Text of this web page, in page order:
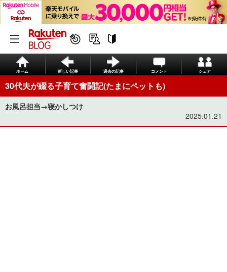
ホーム 新しい記事 過去の記事 コメント シェア
30代夫が綴る子育て奮闘記(たまにペットも)
お風呂担当→寝かしつけ
2025.01.21